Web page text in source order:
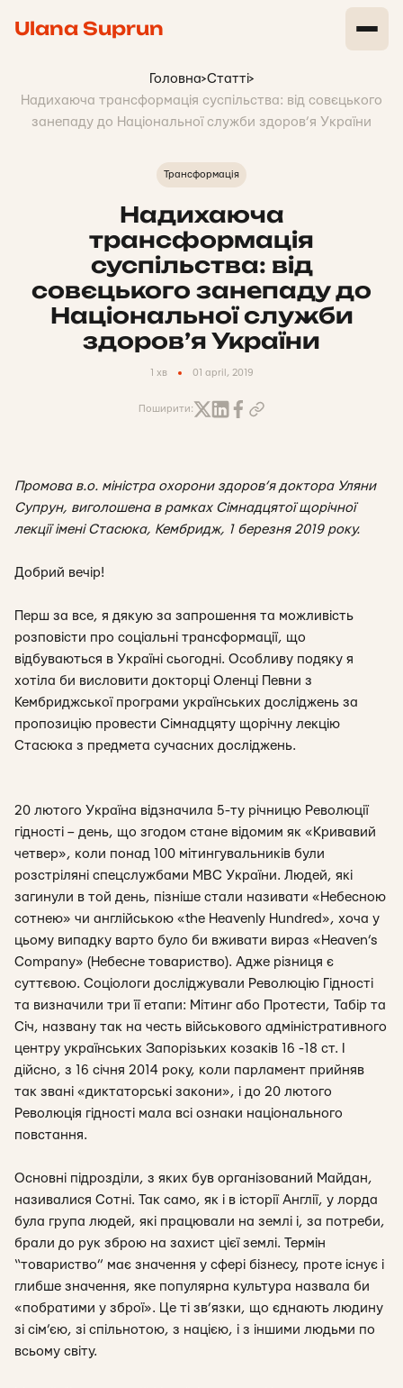
Ulana Suprun
Головна>Статті>
Надихаюча трансформація суспільства: від совєцького
занепаду до Національної служби здоров’я України
Трансформація
Надихаюча
трансформація
суспільства: від
совєцького занепаду до
Національної служби
здоров’я України
1 хв 01 april, 2019
Поширити:
Промова в.о. міністра охорони здоров’я доктора Уляни
Супрун, виголошена в рамках Сімнадцятої щорічної
лекції імені Стасюка, Кембридж, 1 березня 2019 року.
Добрий вечір!
Перш за все, я дякую за запрошення та можливість
розповісти про соціальні трансформації, що
відбуваються в Україні сьогодні. Особливу подяку я
хотіла би висловити докторці Оленці Певни з
Кембриджської програми українських досліджень за
пропозицію провести Сімнадцяту щорічну лекцію
Стасюка з предмета сучасних досліджень.
20 лютого Україна відзначила 5-ту річницю Революції
гідності – день, що згодом стане відомим як «Кривавий
четвер», коли понад 100 мітингувальників були
розстріляні спецслужбами МВС України. Людей, які
загинули в той день, пізніше стали називати «Небесною
сотнею» чи англійською «the Heavenly Hundred», хоча у
цьому випадку варто було би вживати вираз «Heaven’s
Company» (Небесне товариство). Адже різниця є
суттєвою. Соціологи досліджували Революцію Гідності
та визначили три її етапи: Мітинг або Протести, Табір та
Січ, названу так на честь військового адміністративного
центру українських Запорізьких козаків 16 -18 ст. І
дійсно, з 16 січня 2014 року, коли парламент прийняв
так звані «диктаторські закони», і до 20 лютого
Революція гідності мала всі ознаки національного
повстання.
Основні підрозділи, з яких був організований Майдан,
називалися Сотні. Так само, як і в історії Англії, у лорда
була група людей, які працювали на землі і, за потреби,
брали до рук зброю на захист цієї землі. Термін
“товариство” має значення у сфері бізнесу, проте існує і
глибше значення, яке популярна культура назвала би
«побратими у зброї». Це ті зв’язки, що єднають людину
зі сім’єю, зі спільнотою, з нацією, і з іншими людьми по
всьому світу.